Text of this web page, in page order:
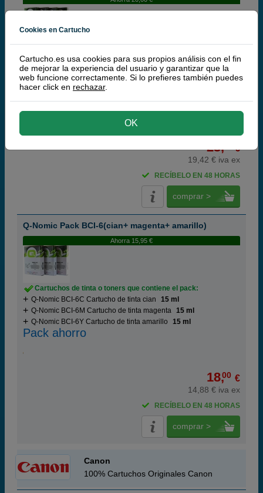
Cartuchos de tinta o toners que contiene el pack:
Q-Nomic BCI-6BK Cartucho de tinta negro
15 ml
Q-Nomic BCI-6C Cartucho de tinta cian 15 ml
Q-Nomic BCI-6M Cartucho de tinta magenta
15 ml
Q-Nomic BCI-6Y Cartucho de tinta amarillo
Pack ahorro
23, €
19,42 € iva ex
RECÍBELO EN 48 HORAS
comprar >
Q-Nomic Pack BCI-6(cian+ magenta+ amarillo)
Ahorra 15,95 €
Cartuchos de tinta o toners que contiene el pack:
Q-Nomic BCI-6C Cartucho de tinta cian
15 ml
Q-Nomic BCI-6M Cartucho de tinta magenta 15 ml
Q-Nomic BCI-6Y Cartucho de tinta amarillo
15 ml
Pack ahorro
18,00 €
14,88 € iva ex
RECÍBELO EN 48 HORAS
comprar >
Canon
100% Cartuchos Originales Canon
Cookies en Cartucho
Cartucho.es usa cookies para sus propios análisis con el fin
de mejorar la experiencia del usuario y garantizar que la
web funcione correctamente. Si lo prefieres también puedes
hacer click en rechazar.
OK